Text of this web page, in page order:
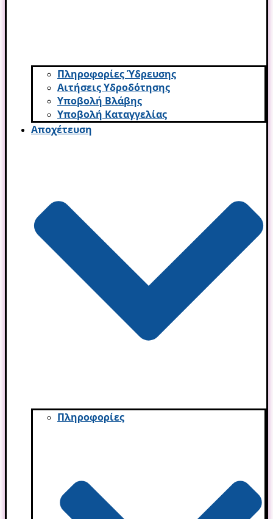
Πληροφορίες Ύδρευσης
Αιτήσεις Υδροδότησης
Υποβολή Βλάβης
Υποβολή Καταγγελίας
Αποχέτευση
Πληροφορίες